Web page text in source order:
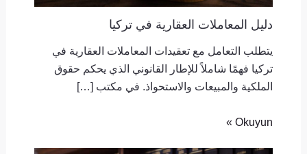
دليل المعاملات العقارية في تركيا
يتطلب التعامل مع تعقيدات المعاملات العقارية في
تركيا فهمًا شاملاً للإطار القانوني الذي يحكم حقوق
الملكية والمبيعات والاستحواذ. في مكتب […]
Okuyun »